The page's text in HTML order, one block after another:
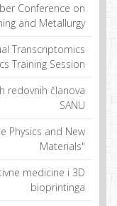
Conference on
and Metallurgy
Transcriptomics
Training Session
redovnih članova
SANU
Physics and New
Materials"
medicine i 3D
bioprintinga